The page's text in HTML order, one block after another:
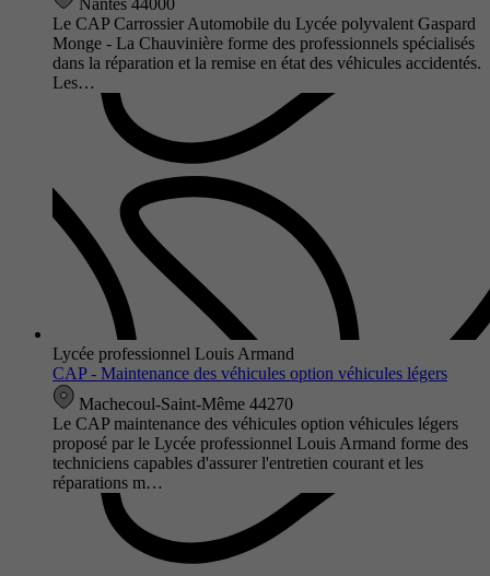
Le CAP Carrossier Automobile du Lycée polyvalent Gaspard
Monge - La Chauvinière forme des professionnels spécialisés
dans la réparation et la remise en état des véhicules accidentés.
Les…
Lycée professionnel Louis Armand
CAP - Maintenance des véhicules option véhicules légers
Machecoul-Saint-Même 44270
Le CAP maintenance des véhicules option véhicules légers
proposé par le Lycée professionnel Louis Armand forme des
techniciens capables d'assurer l'entretien courant et les
réparations m…